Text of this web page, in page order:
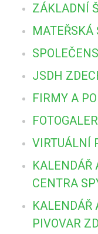
ZÁKLADNÍ
MATEŘSKÁ
JSDH
FIRMY A
VIRTUÁLNÍ
KALENDÁŘ
CENTRA
KALENDÁŘ
PIVOVAR